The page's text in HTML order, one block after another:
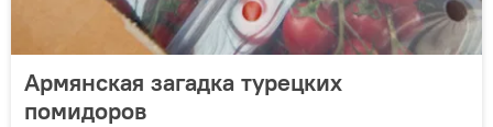
Армянская загадка турецких
помидоров